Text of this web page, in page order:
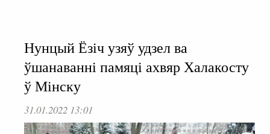
Нунцый Ёзіч узяў удзел ва
ўшанаванні памяці ахвяр Халакосту
ў Мінску
31.01.2022 13:01